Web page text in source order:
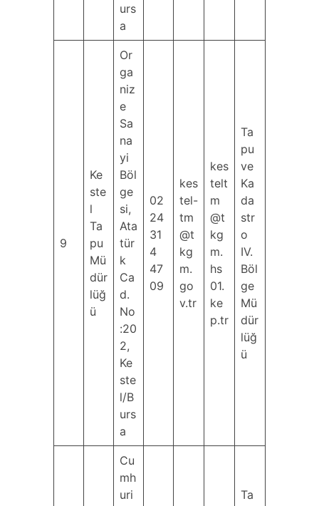
urs
a
9
Ke
ste
l
Ta
pu
Mü
dür
lüğ
ü
Or
ga
niz
e
Sa
na
yi
Böl
ge
si,
Ata
tür
k
Ca
d.
No
:20
2,
Ke
ste
l/B
urs
a
02
24
31
4
47
09
kes
tel-
tm
@t
kg
m.
go
v.tr
kes
telt
m
@t
kg
m.
hs
01.
ke
p.tr
Ta
pu
ve
Ka
da
str
o
IV.
Böl
ge
Mü
dür
lüğ
ü
Cu
mh
uri
Ta